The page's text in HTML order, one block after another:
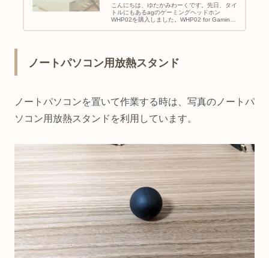
こんにちは、ゆたかみわーくです。先日、タイ
トルにもあるagのゲーミングヘッドホン
WHP02を購入しました。WHP02 for Gaming
ノートパソコン用放熱スタンド
ノートパソコンを置いて作業する時は、写真のノートパ
ソコン用放熱スタンドを利用しています。